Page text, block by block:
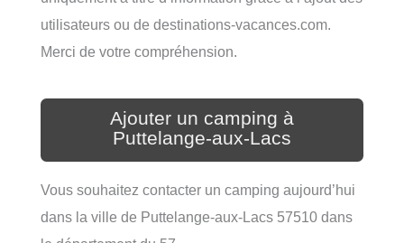
utilisateurs ou de destinations-vacances.com.
Merci de votre compréhension.
Ajouter un camping à
Puttelange-aux-Lacs
Vous souhaitez contacter un camping aujourd’hui
dans la ville de Puttelange-aux-Lacs 57510 dans